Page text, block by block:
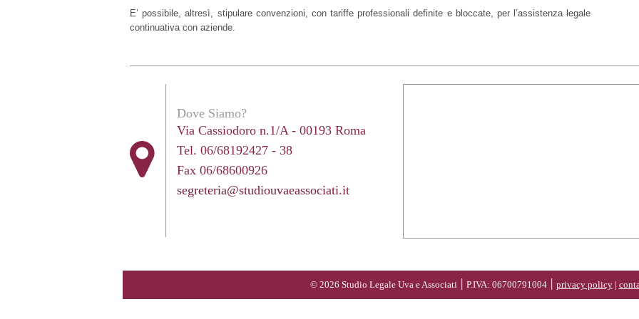
E’ possibile, altresì, stipulare convenzioni, con tariffe professionali definite e bloccate, per l’assistenza legale
continuativa con aziende.
Dove Siamo?
Via Cassiodoro n.1/A - 00193 Roma
Tel. 06/68192427 - 38
Fax 06/68600926
segreteria@studiouvaeassociati.it
privacy policy|